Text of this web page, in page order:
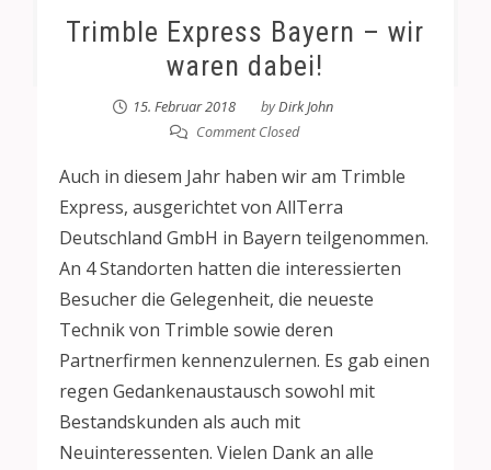
Trimble Express Bayern – wir
waren dabei!
15. Februar 2018 byDirk John
Comment Closed
Auch in diesem Jahr haben wir am Trimble
Express, ausgerichtet von AllTerra
Deutschland GmbH in Bayern teilgenommen.
An 4 Standorten hatten die interessierten
Besucher die Gelegenheit, die neueste
Technik von Trimble sowie deren
Partnerfirmen kennenzulernen. Es gab einen
regen Gedankenaustausch sowohl mit
Bestandskunden als auch mit
Neuinteressenten. Vielen Dank an alle